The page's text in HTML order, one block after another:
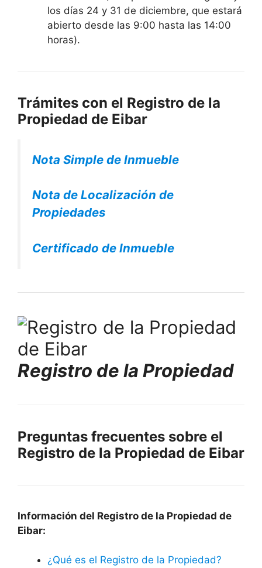
los días 24 y 31 de diciembre, que estará
abierto desde las 9:00 hasta las 14:00
horas).
Trámites con el Registro de la
Propiedad de Eibar
Nota Simple de Inmueble
Nota de Localización de
Propiedades
Certificado de Inmueble
Registro de la Propiedad
Preguntas frecuentes sobre el
Registro de la Propiedad de Eibar
Información del Registro de la Propiedad de
Eibar:
¿Qué es el Registro de la Propiedad?